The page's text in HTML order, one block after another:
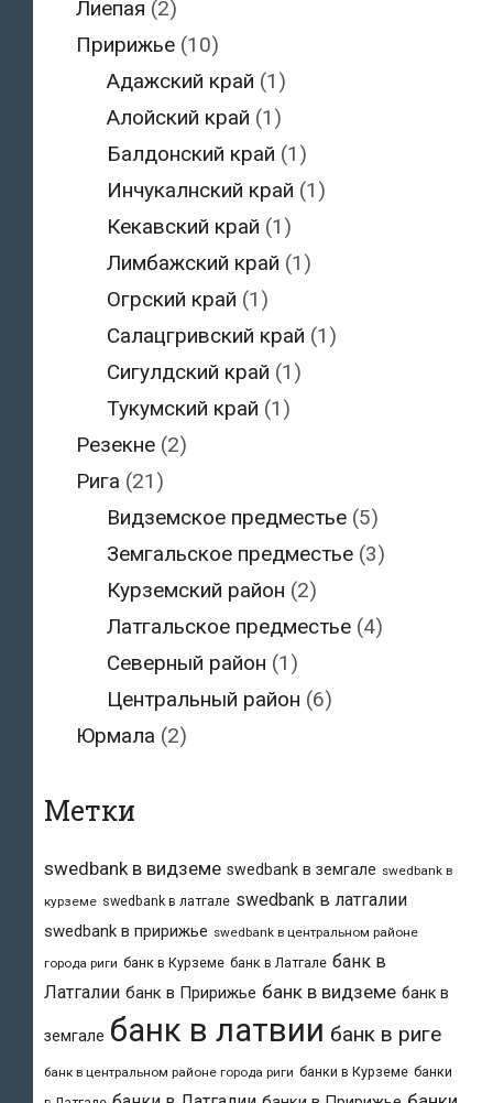
Лиепая (2)
Пририжье(10)
Адажский край (1)
Алойский край (1)
Балдонский край (1)
Инчукалнский край (1)
Кекавский край (1)
Лимбажский край (1)
Огрский край (1)
Салацгривский край (1)
Сигулдский край (1)
Тукумский край (1)
Резекне(2)
Рига (21)
Видземское предместье (5)
Земгальское предместье (3)
Курземский район (2)
Латгальское предместье (4)
Северный район (1)
Центральный район (6)
Юрмала (2)
Метки
swedbank в видземе swedbank в земгале swedbank в
курземе swedbank в латгале swedbank в латгалии
swedbank в пририжье swedbank в центральном районе
города риги банк в Курземе банк в Латгале банк в
Латгалии банк в Пририжье банк в видземе банк в
земгале банк в латвии банк в риге
банк в центральном районе города риги банки в Курземе банки